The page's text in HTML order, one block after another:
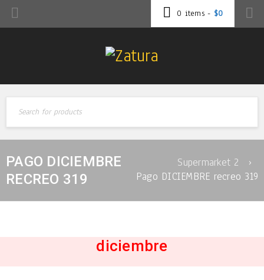
0 items - $0
PAGO DICIEMBRE
RECREO 319
Supermarket 2
›
Pago DICIEMBRE recreo 319
diciembre